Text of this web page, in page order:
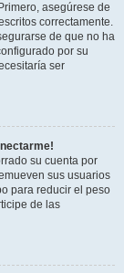
asegúrese de
correctamente.
de que no ha
por su
ser
su cuenta por
sus usuarios
para reducir el peso
de las